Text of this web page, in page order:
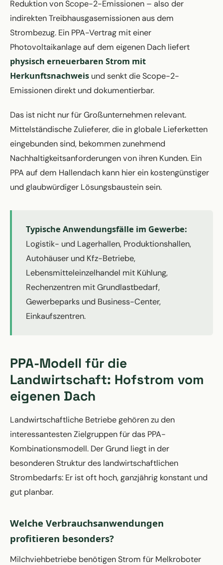
Reduktion von Scope-2-Emissionen – also der
indirekten Treibhausgasemissionen aus dem
Strombezug. Ein PPA-Vertrag mit einer
Photovoltaikanlage auf dem eigenen Dach liefert
physisch erneuerbaren Strom mit
Herkunftsnachweis und senkt die Scope-2-
Emissionen direkt und dokumentierbar.
Das ist nicht nur für Großunternehmen relevant.
Mittelständische Zulieferer, die in globale Lieferketten
eingebunden sind, bekommen zunehmend
Nachhaltigkeitsanforderungen von ihren Kunden. Ein
PPA auf dem Hallendach kann hier ein kostengünstiger
und glaubwürdiger Lösungsbaustein sein.
Typische Anwendungsfälle im Gewerbe:
Logistik- und Lagerhallen, Produktionshallen,
Autohäuser und Kfz-Betriebe,
Lebensmitteleinzelhandel mit Kühlung,
Rechenzentren mit Grundlastbedarf,
Gewerbeparks und Business-Center,
Einkaufszentren.
PPA-Modell für die
Landwirtschaft: Hofstrom vom
eigenen Dach
Landwirtschaftliche Betriebe gehören zu den
interessantesten Zielgruppen für das PPA-
Kombinationsmodell. Der Grund liegt in der
besonderen Struktur des landwirtschaftlichen
Strombedarfs: Er ist oft hoch, ganzjährig konstant und
gut planbar.
Welche Verbrauchsanwendungen
profitieren besonders?
Milchviehbetriebe benötigen Strom für Melkroboter